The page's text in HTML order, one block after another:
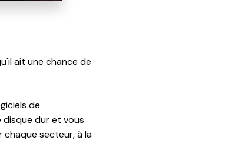
ait une chance de
de
disque dur et vous
secteur, à la